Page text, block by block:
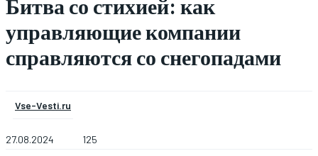
Битва со стихией: как
управляющие компании
справляются со снегопадами
Vse-Vesti.ru
27.08.2024 125